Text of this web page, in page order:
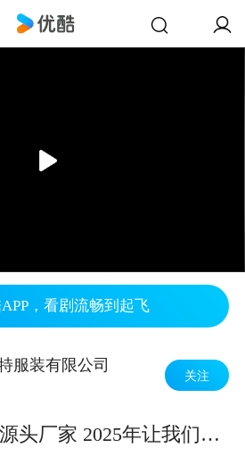
，看剧流畅到起飞
服装有限公司
关注
天津工作服定制源头厂家 2025年让我们继续为您服务